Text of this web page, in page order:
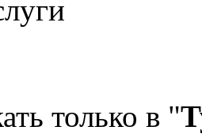
только в "